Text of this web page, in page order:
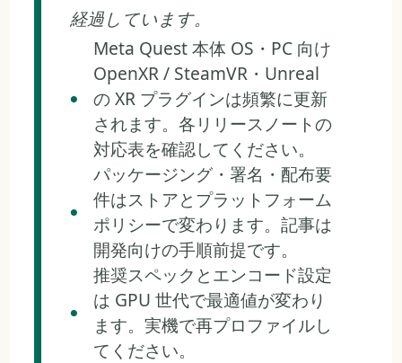
経過しています。
Meta Quest 本体 OS・PC 向け
OpenXR / SteamVR・Unreal
の XR プラグインは頻繁に更新
されます。各リリースノートの
対応表を確認してください。
パッケージング・署名・配布要
件はストアとプラットフォーム
ポリシーで変わります。記事は
開発向けの手順前提です。
推奨スペックとエンコード設定
は GPU 世代で最適値が変わり
ます。実機で再プロファイルし
てください。